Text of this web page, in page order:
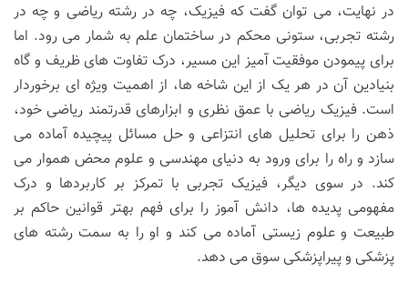
در نهایت، می توان گفت که فیزیک، چه در رشته ریاضی و چه در
رشته تجربی، ستونی محکم در ساختمان علم به شمار می رود. اما
برای پیمودن موفقیت آمیز این مسیر، درک تفاوت های ظریف و گاه
بنیادین آن در هر یک از این شاخه ها، از اهمیت ویژه ای برخوردار
است. فیزیک ریاضی با عمق نظری و ابزارهای قدرتمند ریاضی خود،
ذهن را برای تحلیل های انتزاعی و حل مسائل پیچیده آماده می
سازد و راه را برای ورود به دنیای مهندسی و علوم محض هموار می
کند. در سوی دیگر، فیزیک تجربی با تمرکز بر کاربردها و درک
مفهومی پدیده ها، دانش آموز را برای فهم بهتر قوانین حاکم بر
طبیعت و علوم زیستی آماده می کند و او را به سمت رشته های
پزشکی و پیراپزشکی سوق می دهد.